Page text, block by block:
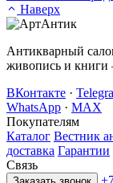
Наверх
Антикварный
живопись и книги
ВКонтакте ·
WhatsApp · MAX
Покупателям
Каталог Вестник
доставка Гарантии
Связь